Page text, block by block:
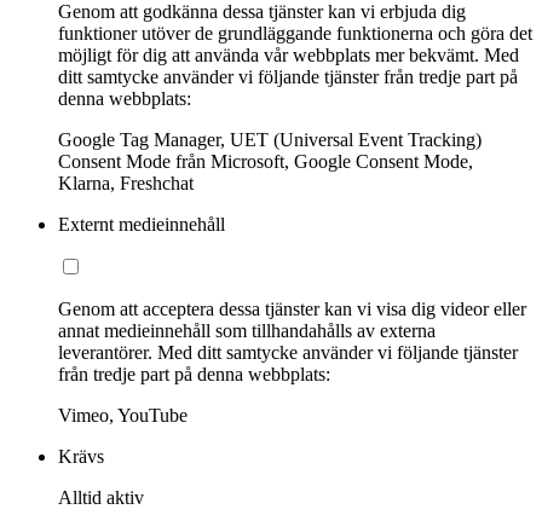
Genom att godkänna dessa tjänster kan vi erbjuda dig
funktioner utöver de grundläggande funktionerna och göra det
möjligt för dig att använda vår webbplats mer bekvämt. Med
ditt samtycke använder vi följande tjänster från tredje part på
denna webbplats:
Google Tag Manager, UET (Universal Event Tracking)
Consent Mode från Microsoft, Google Consent Mode,
Klarna, Freshchat
Externt medieinnehåll
Genom att acceptera dessa tjänster kan vi visa dig videor eller
annat medieinnehåll som tillhandahålls av externa
leverantörer. Med ditt samtycke använder vi följande tjänster
från tredje part på denna webbplats:
Vimeo, YouTube
Krävs
Alltid aktiv